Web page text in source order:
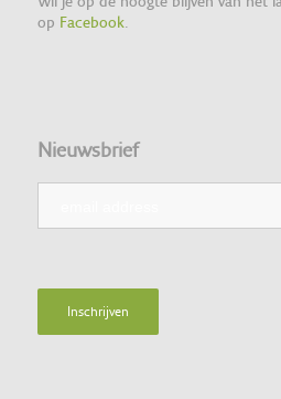
op Facebook.
Nieuwsbrief